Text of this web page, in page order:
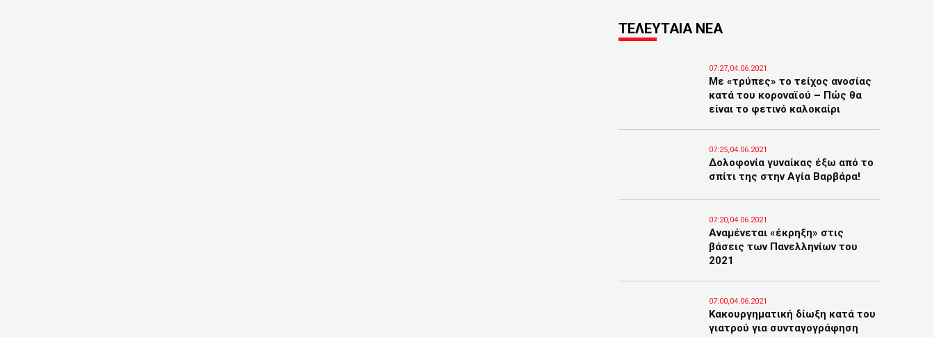
ΤΕΛΕΥΤΑΙΑ ΝΕΑ
07:27,04.06.2021
Με «τρύπες» το τείχος ανοσίας
κατά του κοροναϊού – Πώς θα
είναι το φετινό καλοκαίρι
07:25,04.06.2021
Δολοφονία γυναίκας έξω από το
σπίτι της στην Αγία Βαρβάρα!
07:20,04.06.2021
Αναμένεται «έκρηξη» στις
βάσεις των Πανελληνίων του
2021
07:00,04.06.2021
Κακουργηματική δίωξη κατά του
γιατρού για συνταγογράφηση